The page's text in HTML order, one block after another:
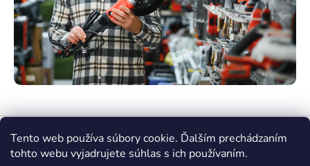
Tento web používa súbory cookie. Ďalším prechádzaním
tohto webu vyjadrujete súhlas s ich používaním.